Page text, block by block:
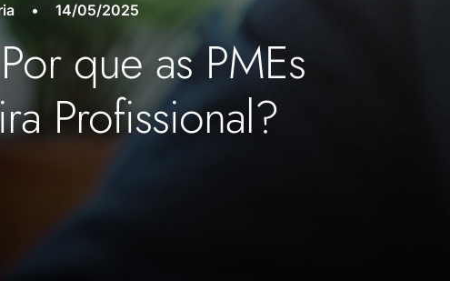
• 14/05/2025
que as PMEs
Profissional?